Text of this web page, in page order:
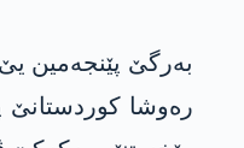
به‌رگێ پێنجەمین